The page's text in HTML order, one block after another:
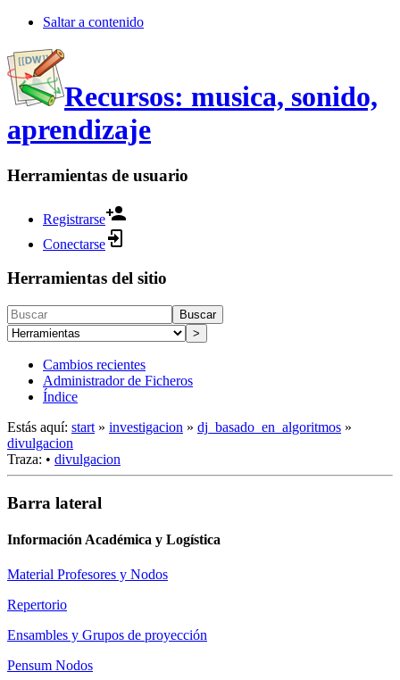
Saltar a contenido
Recursos: musica, sonido,
aprendizaje
Herramientas de usuario
Registrarse
Conectarse
Herramientas del sitio
Buscar
>
Cambios recientes
Administrador de Ficheros
Índice
Estás aquí: start » investigacion » dj_basado_en_algoritmos »
divulgacion
Traza: • divulgacion
Barra lateral
Información Académica y Logística
Material Profesores y Nodos
Repertorio
Ensambles y Grupos de proyección
Pensum Nodos